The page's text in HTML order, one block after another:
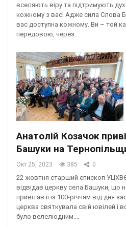
вселяють віру та підтримують
кожному з вас! Адже сила Слова
вас доступна кожному. Ви – той
передовою, через…
Анатолій Козачок
Башуки на
Окт 25, 2023 385 0
22 жовтня старший єпископ
відвідав церкву села Башуки, що
привітав її із 100-річчям від дня
церква святкувала свій ювілей і
було велелюдним.…